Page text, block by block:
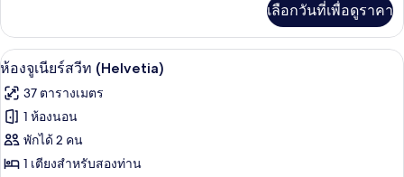
(Bristol)
เกี่ยว
กับ
Deluxe
Double
Room
(Bristol)
เลือกวันที่เพื่อดูราคา
เปิด
ภาพถ่าย
ทั้งหมด
ของ
ห้อง
ห้องจูเนียร์สวีท (Helvetia) | 1 ห้องนอ
9
ห้องจูเนียร์สวีท (Helvetia)
37 ตารางเมตร
1 ห้องนอน
พักได้ 2 คน
1 เตียงสำหรับสองท่าน